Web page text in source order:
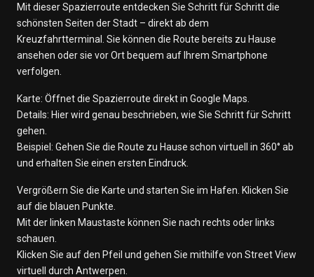
Mit dieser Spazierroute entdecken Sie Schritt für Schritt die
schönsten Seiten der Stadt – direkt ab dem
Kreuzfahrtterminal. Sie können die Route bereits zu Hause
ansehen oder sie vor Ort bequem auf Ihrem Smartphone
verfolgen.
Karte: Öffnet die Spazierroute direkt in Google Maps.
Details: Hier wird genau beschrieben, wie Sie Schritt für Schritt
gehen.
Beispiel: Gehen Sie die Route zu Hause schon virtuell in 360° ab
und erhalten Sie einen ersten Eindruck.
Vergrößern Sie die Karte und starten Sie im Hafen. Klicken Sie
auf die blauen Punkte.
Mit der linken Maustaste können Sie nach rechts oder links
schauen.
Klicken Sie auf den Pfeil und gehen Sie mithilfe von Street View
virtuell durch Antwerpen.